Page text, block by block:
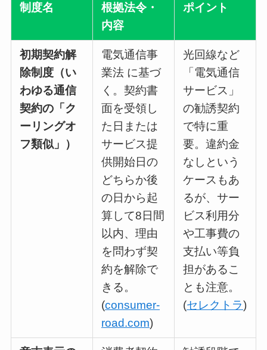
制度名
根拠法令・
内容
ポイント
初期契約解
除制度（い
わゆる通信
契約の「ク
ーリングオ
フ類似」）
電気通信事
業法 に基づ
く。契約書
面を受領し
た日または
サービス提
供開始日の
どちらか後
の日から起
算して8日間
以内、理由
を問わず契
約を解除で
きる。
(consumer-
road.com)
光回線など
「電気通信
サービス」
の勧誘契約
で特に重
要。違約金
なしという
ケースもあ
るが、サー
ビス利用分
や工事費の
支払い等負
担があるこ
とも注意。
(セレクトラ)